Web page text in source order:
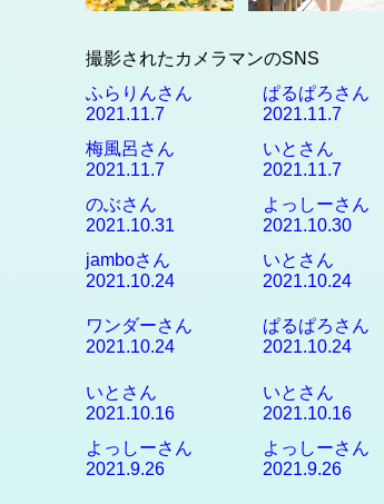
撮影されたカメラマンのSNS
ふらりんさん
2021.11.7
ぱるぱろさん
2021.11.7
梅風呂さん
2021.11.7
いとさん
2021.11.7
のぶさん
2021.10.31
よっしーさん
2021.10.30
jamboさん
2021.10.24
いとさん
2021.10.24
ワンダーさん
2021.10.24
ぱるぱろさん
2021.10.24
いとさん
2021.10.16
いとさん
2021.10.16
よっしーさん
2021.9.26
よっしーさん
2021.9.26